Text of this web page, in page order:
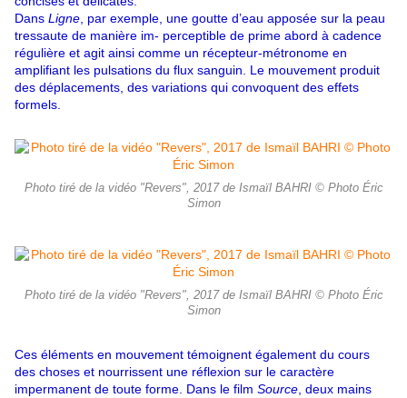
Dans Ligne , par exemple, une goutte d’eau apposée sur la peau
tressaute de manière im- perceptible de prime abord à cadence
régulière et agit ainsi comme un récepteur-métronome en
amplifiant les pulsations du flux sanguin. Le mouvement produit
des déplacements, des variations qui convoquent des effets
formels.
Photo tiré de la vidéo "Revers", 2017 de Ismaïl BAHRI © Photo Éric
Simon
Photo tiré de la vidéo "Revers", 2017 de Ismaïl BAHRI © Photo Éric
Simon
Ces éléments en mouvement témoignent également du cours
des choses et nourrissent une réflexion sur le caractère
impermanent de toute forme. Dans le film Source , deux mains